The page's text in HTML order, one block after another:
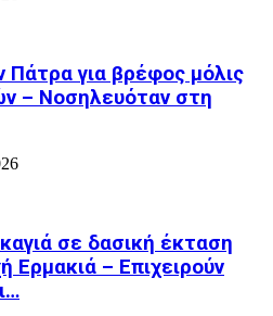
Πάτρα για βρέφος μόλις
– Νοσηλευόταν στη
σε δασική έκταση
Ερμακιά – Επιχειρούν